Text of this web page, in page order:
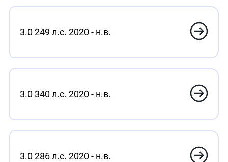
3.0 249 л.с. 2020 - н.в.
3.0 340 л.с. 2020 - н.в.
3.0 286 л.с. 2020 - н.в.